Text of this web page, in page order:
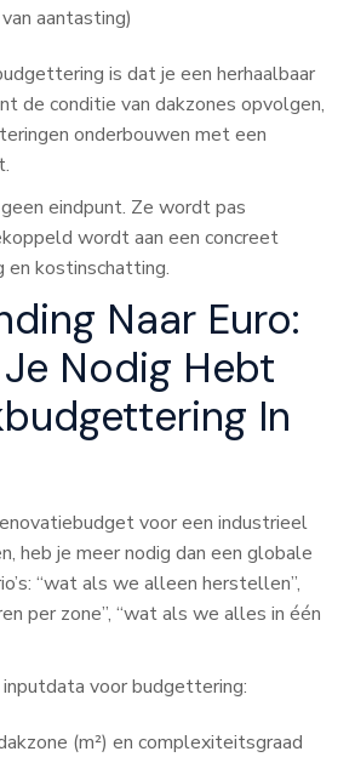
aantasting)
is dat je een herhaalbaar
de conditie van dakzones opvolgen,
onderbouwen met een
eindpunt. Ze wordt pas
wordt aan een concreet
kostinschatting.
Naar Euro:
Nodig Hebt
In
voor een industrieel
heb je meer nodig dan een globale
“wat als we alleen herstellen”,
per zone”, “wat als we alles in één
voor budgettering:
(m²) en complexiteitsgraad